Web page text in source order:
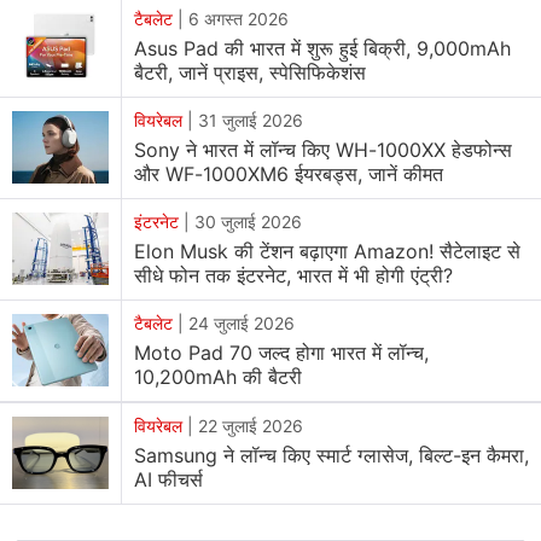
का है। Nothing Headphone (1) का चार्जिंग केस 220 x 220
x 52 mm और भार लगभग 264 ग्राम का हो सकता है। इसमें
एडैप्टिव बास एनहांसमेंट, स्पैटिअल ऑडियो और 8-बैंड कस्टम EQ
सेटिंग्स हो सकते हैं। वायरलेस ऑडियो के लिए ये हेडफोन्स AAC, SBC
और LDAC को सपोर्ट करेंगे। ये स्टैंडर्ड और हाई-रिजॉल्यूशन दोनों
ऑडियो कोडेक्स के लिए होगा। इनमें एक्टिव नॉयस कैंसलेशन (ANC)
42 dB तक है और 2,000 Hz फ्रीक्वेंसी रेंज और एक ट्रांसपेरेंसी
मोड को सपोर्ट करती है।
इन हेडफोन में 1,040 mAh की बैटरी ANC को ऑफ कर 80 घंटे
तक का प्लेबैक और ANC को ऑन कर 35 घंटे तक का प्लेबैक दे
सकती है। Nothing का दावा है कि इसकी बैटरी को पांच मिनट चार्ज
कर पांच घंटे तक प्लेबैक ANC को ऑफ कर और ANC को ऑन कर
2.4 घंटे तक प्लेबैक देती है। स्मार्टफोन्स के मार्केट में Nothing की
बिक्री में बढ़ोतरी हुई है। इस फर्म की योजना
में अपनी हिस्सेदारी बढ़ाने की है।
टैबलेट 6 अगस्त 2026
Asus Pad की भारत में शुरू हुई बिक्री, 9,000mAh
बैटरी, जानें प्राइस, स्पेसिफिकेशंस
वियरेबल| 31 जुलाई 2026
Sony ने भारत में लॉन्च किए WH-1000XX हेडफोन्स
और WF-1000XM6 ईयरबड्स, जानें कीमत
इंटरनेट 30 जुलाई 2026
Elon Musk की टेंशन बढ़ाएगा Amazon! सैटेलाइट से
सीधे फोन तक इंटरनेट, भारत में भी होगी एंट्री?
टैबलेट 24 जुलाई 2026
Moto Pad 70 जल्द होगा भारत में लॉन्च,
10,200mAh की बैटरी
वियरेबल| 22 जुलाई 2026
Samsung ने लॉन्च किए स्मार्ट ग्लासेज, बिल्ट-इन कैमरा,
AI फीचर्स